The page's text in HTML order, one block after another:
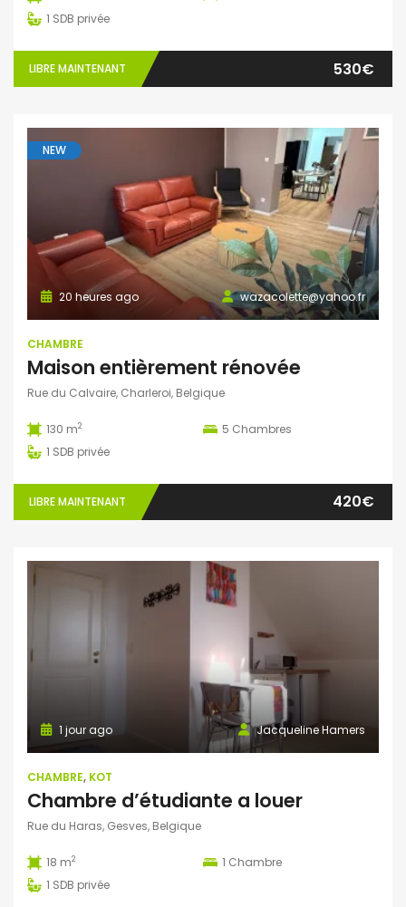
1 SDB privée
LIBRE MAINTENANT 530€
NEW
wazacolette@yahoo.fr
20 heures ago
CHAMBRE
Maison entièrement rénovée
Rue du Calvaire, Charleroi, Belgique
130 m2 5 Chambres
1 SDB privée
LIBRE MAINTENANT 420€
Jacqueline Hamers
1 jour ago
CHAMBRE, KOT
Chambre d’étudiante a louer
Rue du Haras, Gesves, Belgique
18 m2 1 Chambre
1 SDB privée